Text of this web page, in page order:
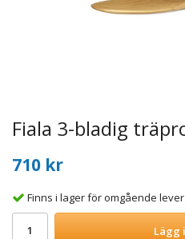
Fiala 3-bladig
710 kr
Finns i lager för omgående
Lägg